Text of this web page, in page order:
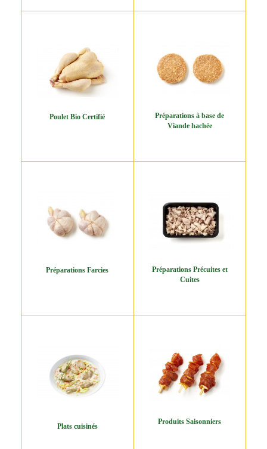
Poulet Bio Certifié
Préparations à base de
Viande hachée
Préparations Farcies
Préparations Précuites et
Cuites
Plats cuisinés
Produits Saisonniers